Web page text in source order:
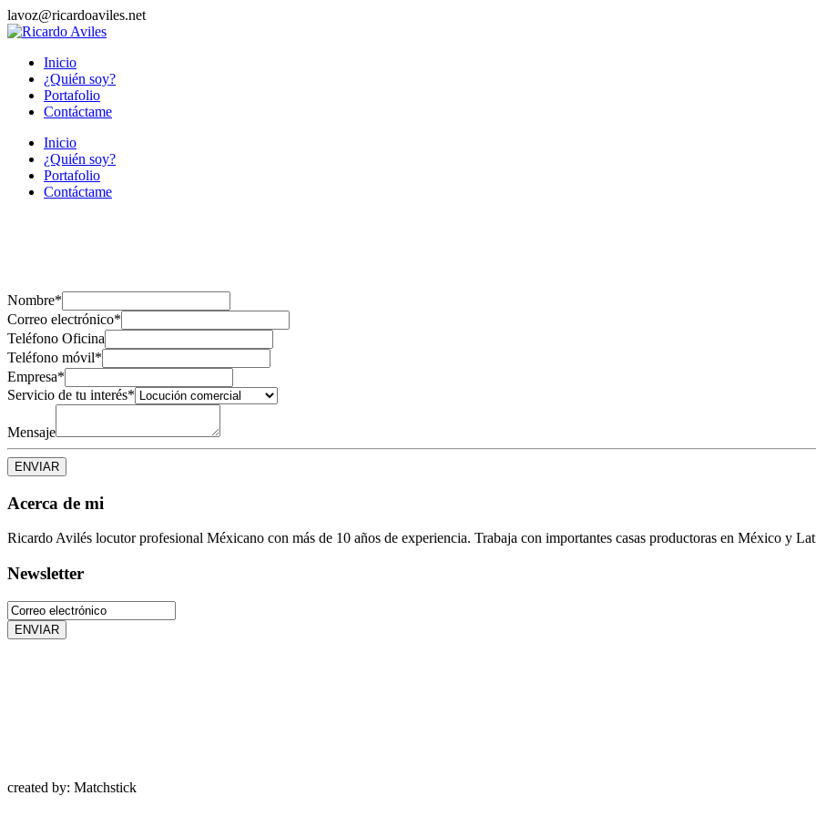
lavoz@ricardoaviles.net
Inicio
¿Quién soy?
Portafolio
Contáctame
Inicio
¿Quién soy?
Portafolio
Contáctame
Nombre*
Correo electrónico*
Teléfono Oficina
Teléfono móvil*
Empresa*
Servicio de tu interés*
Mensaje
ENVIAR
Acerca de mi
Ricardo Avilés locutor profesional Méxicano con más de 10 años de experiencia. Trabaja con importantes casas productoras en México y
Newsletter
ENVIAR
created by: Matchstick